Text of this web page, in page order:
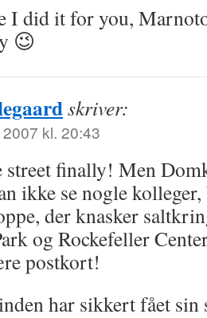
I did it for you,
😉
skriver:
kl. 20:43
finally! Men
ikke se nogle
der knasker
og Rockefeller
postkort!
har sikkert fået